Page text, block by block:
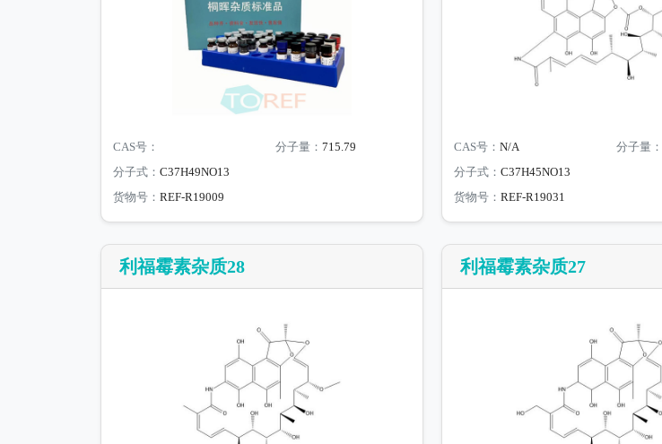
CAS号： 分子量： 715.79
分子式： C37H49NO13
货物号： REF-R19009
CAS号： N/A 分子量：
分子式： C37H45NO13
货物号： REF-R19031
利福霉素杂质28 利福霉素杂质27